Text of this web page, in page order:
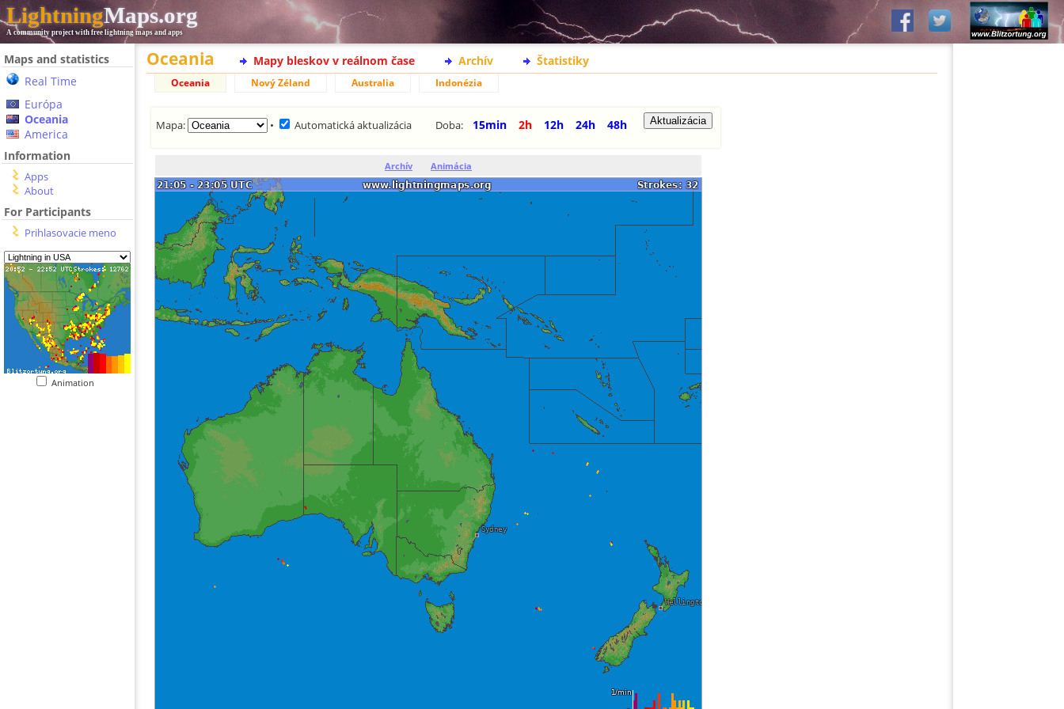
LightningMaps.org
A community project with free lightning maps and apps
Maps and statistics
Real Time
Európa
Oceania
America
Information
Apps
About
For Participants
Prihlasovacie meno
Animation
Oceania Mapy bleskov v reálnom čase Archív Štatistiky
Oceania Nový Zéland Australia Indonézia
Mapa: • Automatická aktualizácia Doba: 15min 2h 12h 24h 48h
Archív Animácia